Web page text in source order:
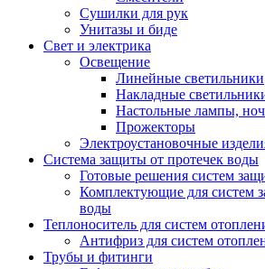
Сушилки для рук
Унитазы и биде
Свет и электрика
Освещение
Линейные светильники
Накладные
Настольные лампы,
Прожекторы
Электроустановочные
Система защиты от протечек воды
Готовые решения систем
Комплектующие для систем
воды
Теплоноситель для систем
Антифриз для систем
Трубы и фитинги